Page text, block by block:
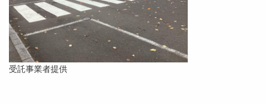
受託事業者提供